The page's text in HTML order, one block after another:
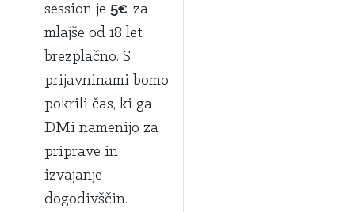
session je 5€, za
mlajše od 18 let
brezplačno. S
prijavninami bomo
pokrili čas, ki ga
DMi namenijo za
priprave in
izvajanje
dogodivščin.